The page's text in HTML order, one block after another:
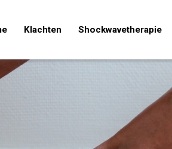
Klachten Shockwavetherapie